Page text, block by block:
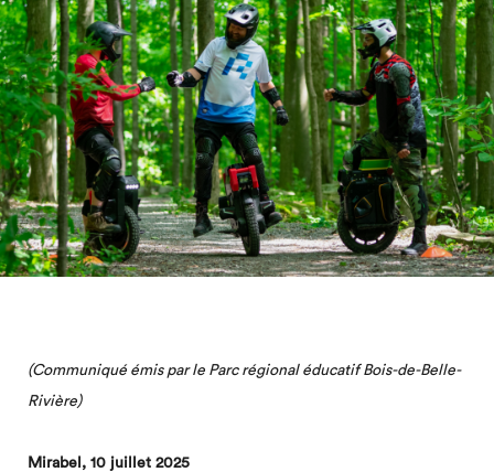
(Communiqué émis par le Parc régional éducatif Bois-de-Belle-
Rivière)
Mirabel, 10 juillet 2025